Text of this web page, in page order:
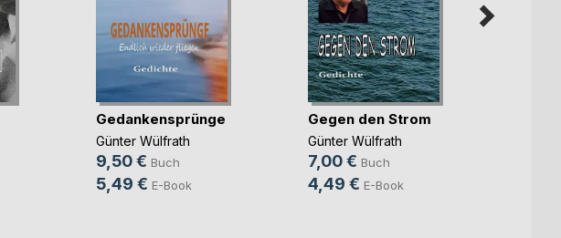
Gedankensprünge
Günter Wülfrath
9,50 € Buch
5,49 € E-Book
Gegen den Strom
Günter Wülfrath
7,00 € Buch
4,49 € E-Book